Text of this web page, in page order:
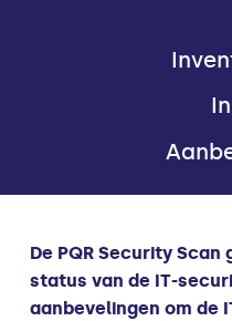
De PQR Security
status van de IT-
aanbevelingen om de